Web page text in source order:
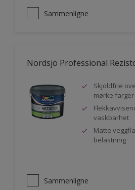
Sammenligne
Nordsjö Professional
Skjoldfrie
mørke farger
vaskbarhet
Matte
belastning
Sammenligne